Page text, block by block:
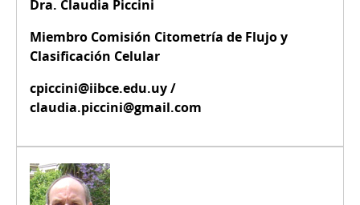
Dra. Claudia Piccini
Miembro Comisión Citometría de Flujo y
Clasificación Celular
cpiccini@iibce.edu.uy /
claudia.piccini@gmail.com